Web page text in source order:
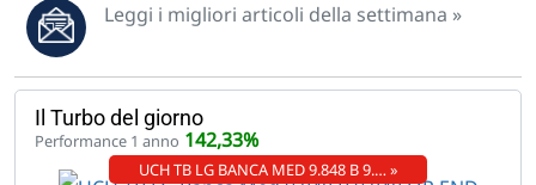
Leggi i migliori articoli della settimana »
Il Turbo del giorno
Performance 1 anno 142,33%
UCH TB LG BANCA MED 9.848 B 9.… »